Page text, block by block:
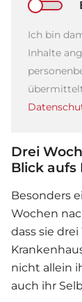
Ich bin
Inhalte
Drei
Blick aufs
Besonders
Wochen
dass sie
nicht allein
auch ihr